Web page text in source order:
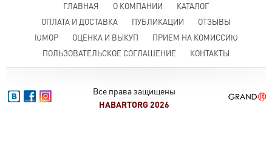
ГЛАВНАЯ О КОМПАНИИ
КАТАЛОГ
ОПЛАТА И ДОСТАВКА
ПУБЛИКАЦИИ
ОТЗЫВЫ
ЮМОР
ОЦЕНКА И ВЫКУП
ПРИЕМ НА КОМИССИЮ
ПОЛЬЗОВАТЕЛЬСКОЕ СОГЛАШЕНИЕ
КОНТАКТЫ
Все права защищены
HABARTORG 2026